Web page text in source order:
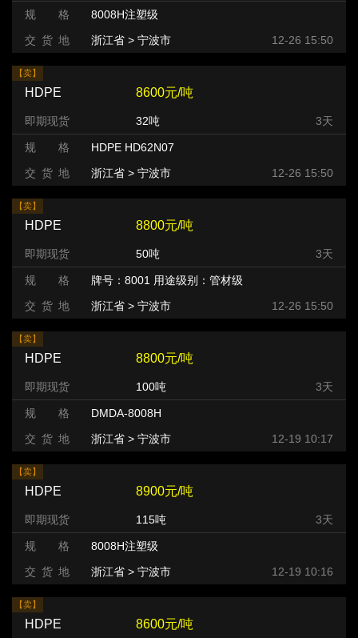
规 格
8008H注塑级
交 货 地
浙江省 > 宁波市 12-26 15:50
【卖】
HDPE 8600元/吨
即期现货 32吨 3天
规 格
HDPE HD62N07
交 货 地
浙江省 > 宁波市 12-26 15:50
【卖】
HDPE 8800元/吨
即期现货 50吨 3天
规 格
牌号：8001 用途级别：管材级
交 货 地
浙江省 > 宁波市 12-26 15:50
【卖】
HDPE 8800元/吨
即期现货 100吨 3天
规 格
DMDA-8008H
交 货 地
浙江省 > 宁波市 12-19 10:17
【卖】
HDPE 8900元/吨
即期现货 115吨 3天
规 格
8008H注塑级
交 货 地
浙江省 > 宁波市 12-19 10:16
【卖】
HDPE 8600元/吨